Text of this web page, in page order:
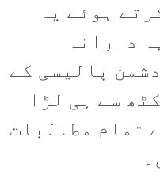
ہوئے یہ
دارانہ
پالیسی کے
سے ہی لڑا
تمام مطالبات